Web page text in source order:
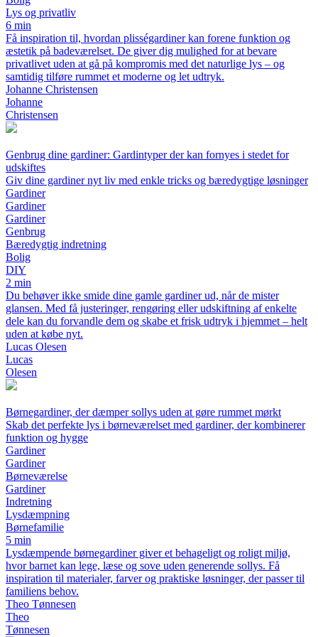
Lys og privatliv
6 min
Få inspiration til, hvordan plisségardiner kan forene funktion og
æstetik på badeværelset. De giver dig mulighed for at bevare
privatlivet uden at gå på kompromis med det naturlige lys – og
samtidig tilføre rummet et moderne og let udtryk.
Johanne Christensen
Johanne
Christensen
Genbrug dine gardiner: Gardintyper der kan fornyes i stedet for
udskiftes
Giv dine gardiner nyt liv med enkle tricks og bæredygtige løsninger
Gardiner
Gardiner
Gardiner
Genbrug
Bæredygtig indretning
Bolig
DIY
2 min
Du behøver ikke smide dine gamle gardiner ud, når de mister
glansen. Med få justeringer, rengøring eller udskiftning af enkelte
dele kan du forvandle dem og skabe et frisk udtryk i hjemmet – helt
uden at købe nyt.
Lucas Olesen
Lucas
Olesen
Børnegardiner, der dæmper sollys uden at gøre rummet mørkt
Skab det perfekte lys i børneværelset med gardiner, der kombinerer
funktion og hygge
Gardiner
Gardiner
Børneværelse
Gardiner
Indretning
Lysdæmpning
Børnefamilie
5 min
Lysdæmpende børnegardiner giver et behageligt og roligt miljø,
hvor barnet kan lege, læse og sove uden generende sollys. Få
inspiration til materialer, farver og praktiske løsninger, der passer til
familiens behov.
Theo Tønnesen
Theo
Tønnesen